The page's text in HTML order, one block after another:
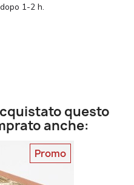
1-2 h.
questo
anche:
Promo